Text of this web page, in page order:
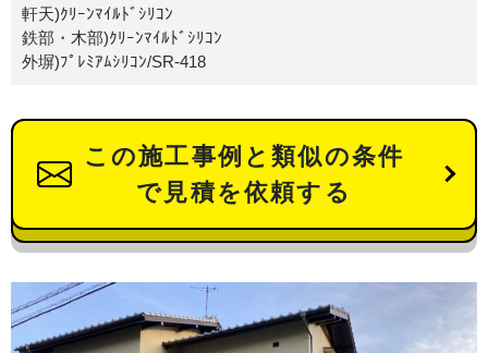
軒天)ｸﾘｰﾝﾏｲﾙﾄﾞｼﾘｺﾝ
鉄部・木部)ｸﾘｰﾝﾏｲﾙﾄﾞｼﾘｺﾝ
外塀)ﾌﾟﾚﾐｱﾑｼﾘｺﾝ/SR-418
この施工事例と類似の条件
で見積を依頼する